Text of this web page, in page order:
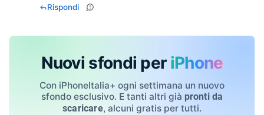
Rispondi
Nuovi sfondi per iPhone
Con iPhoneItalia+ ogni settimana un nuovo
sfondo esclusivo. E tanti altri già pronti da
scaricare, alcuni gratis per tutti.